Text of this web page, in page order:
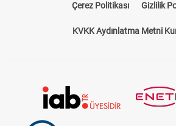
Çerez Politikası Gizlilik
KVKK Aydınlatma Metni